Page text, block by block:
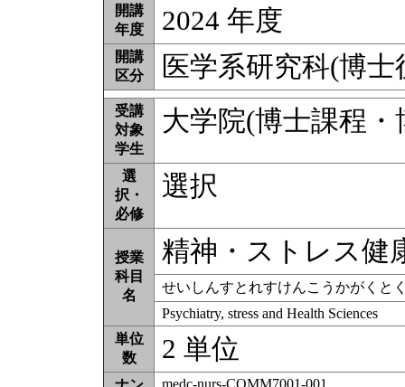
開講
年度
2024 年度
開講
区分
医学系研究科(博
受講
対象
学生
大学院(博士課程
選
択・
必修
選択
授業
科目
名
精神・ストレス健
せいしんすとれすけんこうかがくと
Psychiatry, stress and Health Sciences
単位
数
2 単位
medc-nurs-COMM7001-001